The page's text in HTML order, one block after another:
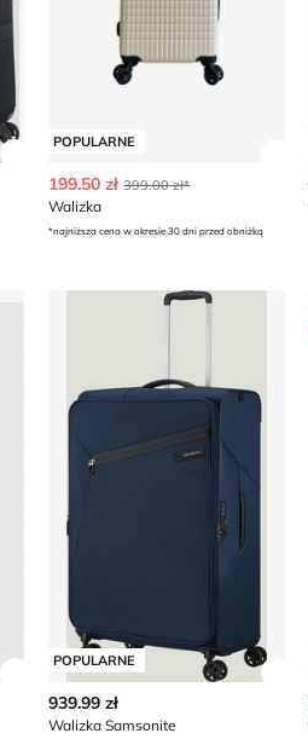
POPULARNE
199.50 zł 399.00 zł*
Walizka
*najniższa cena w okresie 30 dni przed obniżką
Zobacz szczegóły produktu
Walizka Samsonite
POPULARNE
939.99 zł
Walizka Samsonite